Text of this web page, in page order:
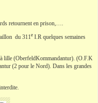
retournent en prison,….
du 311e I.R quelques semaines
lille (OberfeldKommandantur). (O.F.K
(2 pour le Nord). Dans les grandes